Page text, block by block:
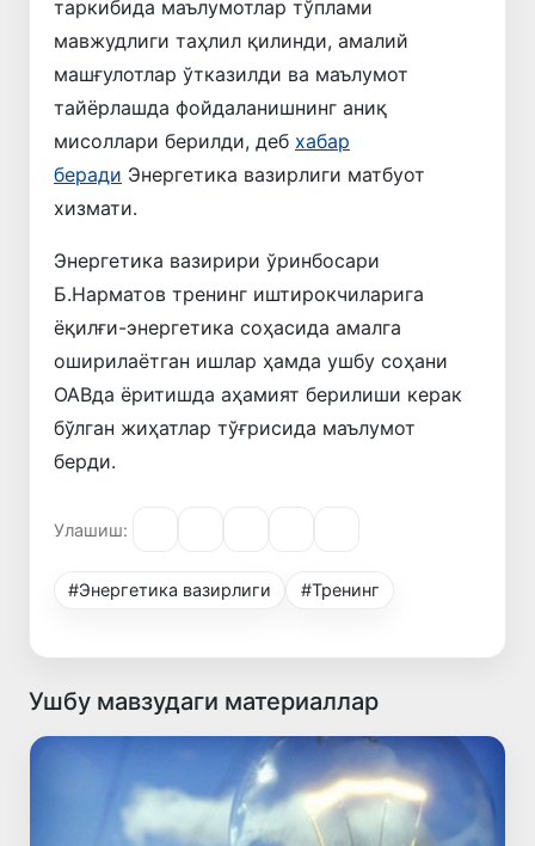
таркибида маълумотлар тўплами
мавжудлиги таҳлил қилинди, амалий
машғулотлар ўтказилди ва маълумот
тайёрлашда фойдаланишнинг аниқ
мисоллари берилди, деб хабар
беради Энергетика вазирлиги матбуот
хизмати.
Энергетика вазирири ўринбосари
Б.Нарматов тренинг иштирокчиларига
ёқилғи-энергетика соҳасида амалга
оширилаётган ишлар ҳамда ушбу соҳани
ОАВда ёритишда аҳамият берилиши керак
бўлган жиҳатлар тўғрисида маълумот
берди.
Улашиш:
#Энергетика вазирлиги #Тренинг
Ушбу мавзудаги материаллар